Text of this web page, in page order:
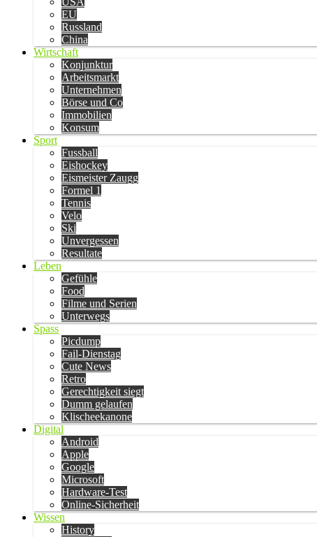
EU
Russland
China
Wirtschaft
Konjunktur
Arbeitsmarkt
Unternehmen
Börse und Co
Immobilien
Konsum
Sport
Fussball
Eishockey
Eismeister Zaugg
Formel 1
Tennis
Velo
Ski
Unvergessen
Resultate
Leben
Gefühle
Food
Filme und Serien
Unterwegs
Spass
Picdump
Fail-Dienstag
Cute News
Retro
Gerechtigkeit siegt
Dumm gelaufen
Klischeekanone
Digital
Android
Apple
Google
Microsoft
Hardware-Test
Online-Sicherheit
Wissen
History